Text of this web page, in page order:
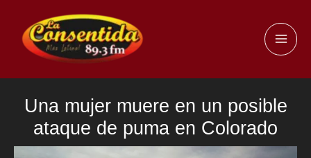
contenido
Una mujer muere en un posible
ataque de puma en Colorado